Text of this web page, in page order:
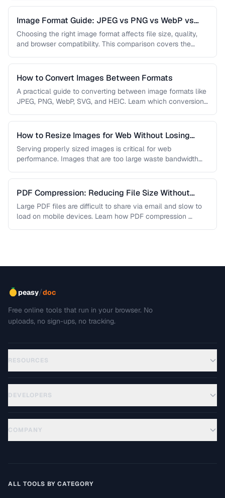
Image Format Guide: JPEG vs PNG vs WebP vs
AVIF
Choosing the right image format affects file size, quality,
and browser compatibility. This comparison covers the
How to Convert Images Between Formats
A practical guide to converting between image formats like
JPEG, PNG, WebP, SVG, and HEIC. Learn which conversions
How to Resize Images for Web Without Losing
Quality
Serving properly sized images is critical for web
performance. Images that are too large waste bandwidth
PDF Compression: Reducing File Size Without
Sacrificing Quality
Large PDF files are difficult to share via email and slow to
load on mobile devices. Learn how PDF compression …
peasy/doc
Free online tools that run in your browser. No
uploads, no sign-ups, no tracking.
RESOURCES
DEVELOPERS
COMPANY
ALL TOOLS BY CATEGORY